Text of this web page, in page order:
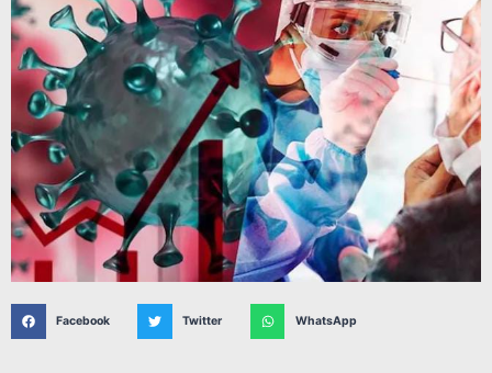
Facebook Twitter WhatsApp